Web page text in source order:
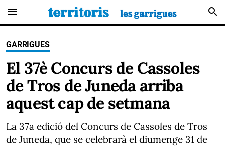
menu search
GARRIGUES
El 37è Concurs de Cassoles
de Tros de Juneda arriba
aquest cap de setmana
La 37a edició del Concurs de Cassoles de Tros
de Juneda, que se celebrarà el diumenge 31 de